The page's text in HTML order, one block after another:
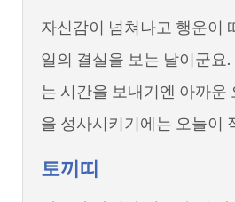
자신감이 넘쳐나고 행운이
일의 결실을 보는 날이군요
는 시간을 보내기엔 아까운
을 성사시키기에는 오늘이
토끼띠